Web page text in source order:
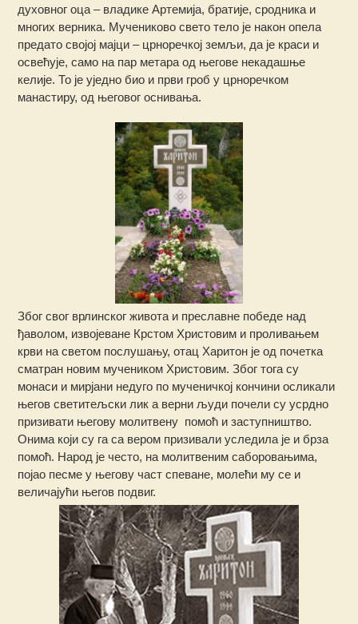
духовног оца – владике Артемија, братије, сродника и
многих верника. Мучениково свето тело је након опела
предато својој мајци – црноречкој земљи, да је краси и
освећује, само на пар метара од његове некадашње
келије. То је уједно био и први гроб у црноречком
манастиру, од његовог оснивања.
Због свог врлинског живота и преславне победе над
ђаволом, извојеване Крстом Христовим и проливањем
крви на светом послушању, отац Харитон је од почетка
сматран новим мучеником Христовим. Због тога су
монаси и мирјани недуго по мученичкој кончини осликали
његов светитељски лик а верни људи почели су усрдно
призивати његову молитвену помоћ и заступништво.
Онима који су га са вером призивали уследила је и брза
помоћ. Народ је често, на молитвеним саборовањима,
појао песме у његову част спеване, молећи му се и
величајући његов подвиг.